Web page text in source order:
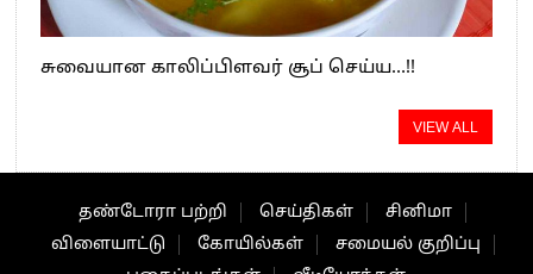
சுவையான காலிப்பிளவர் சூப் செய்ய…!!
VIEW ALL
தண்டோரா பற்றி செய்திகள்
சினிமா
விளையாட்டு
கோயில்கள்
சமையல் குறிப்பு